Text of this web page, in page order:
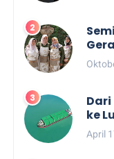
Dari
ke
April